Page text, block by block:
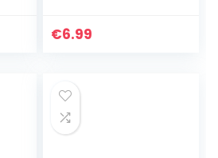
Gitaar Onderdelen
€6.99